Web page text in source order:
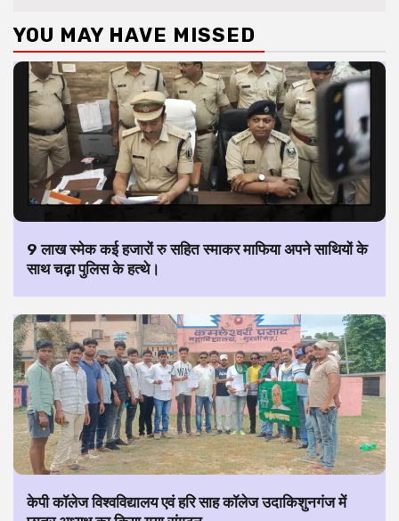
YOU MAY HAVE MISSED
9 लाख स्मेक कई हजारों रु सहित स्माकर माफिया अपने साथियों के
साथ चढ़ा पुलिस के हत्थे।
केपी कॉलेज विश्वविद्यालय एवं हरि साह कॉलेज उदाकिशुनगंज में